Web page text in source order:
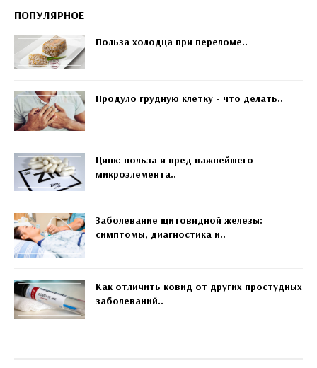
ПОПУЛЯРНОЕ
Польза холодца при переломе..
Продуло грудную клетку - что делать..
Цинк: польза и вред важнейшего
микроэлемента..
Заболевание щитовидной железы:
симптомы, диагностика и..
Как отличить ковид от других простудных
заболеваний..